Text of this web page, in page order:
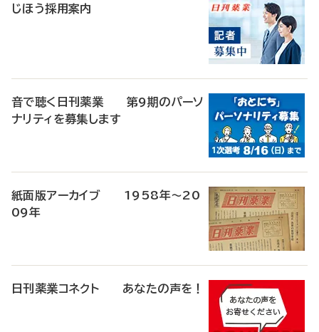
じほう採用案内
音で聴く日刊薬業 第9期のパーソ
ナリティを募集します
紙面版アーカイブ 1958年～20
09年
日刊薬業コネクト あなたの声を！